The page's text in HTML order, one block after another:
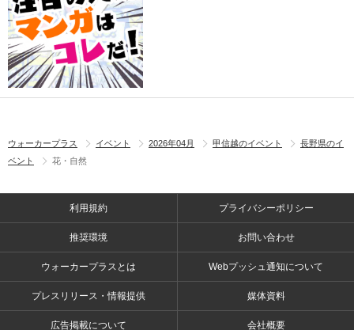
ウォーカープラス イベント 2026年04月 甲信越のイベント
長野県のイ
ベント
花・自然
利用規約 プライバシーポリシー
推奨環境 お問い合わせ
ウォーカープラスとは Webプッシュ通知について
プレスリリース・情報提供 媒体資料
広告掲載について 会社概要